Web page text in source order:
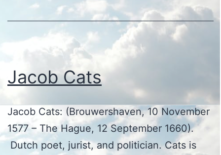
Jacob Cats
Jacob Cats: (Brouwershaven, 10 November
1577 – The Hague, 12 September 1660).
Dutch poet, jurist, and politician. Cats is